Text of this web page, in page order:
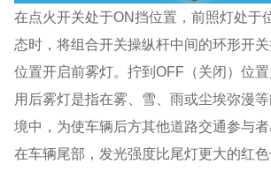
在点火开关处于ON挡位置，前照灯处于
态时，将组合开关操纵杆中间的环形开关
位置开启前雾灯。拧到OFF（关闭）位
用后雾灯是指在雾、雪、雨或尘埃弥漫
境中，为使车辆后方其他道路交通参与
在车辆尾部，发光强度比尾灯更大的红